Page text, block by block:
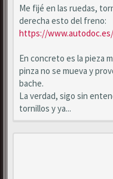
Me fijé en las ruedas,
derecha esto del freno:
https://
En concreto es la pieza
pinza no se mueva y
bache.
La verdad, sigo sin
tornillos y ya...